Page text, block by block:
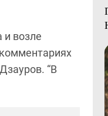
и возле
“В